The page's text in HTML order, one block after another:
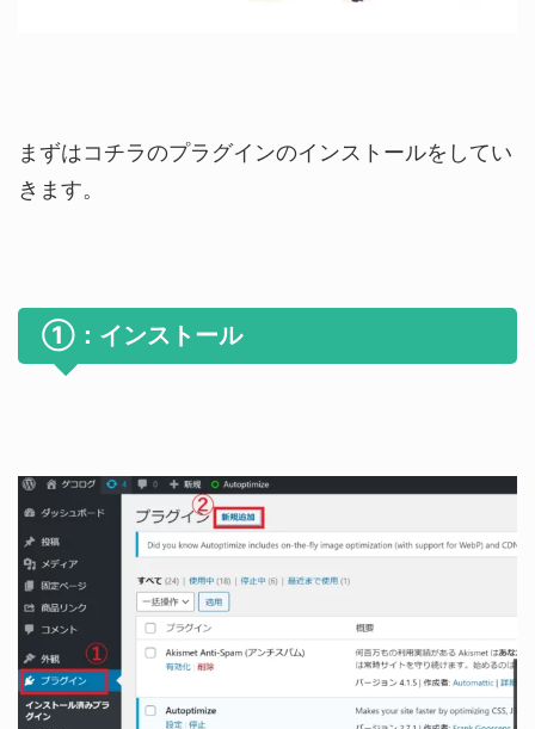
まずはコチラのプラグインのインストールをしてい
きます。
①：インストール